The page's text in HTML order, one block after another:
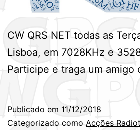
CW QRS NET todas as
Lisboa, em 7028KHz e
Participe e traga um amigo
Publicado em 11/12/2018
Categorizado como Acções